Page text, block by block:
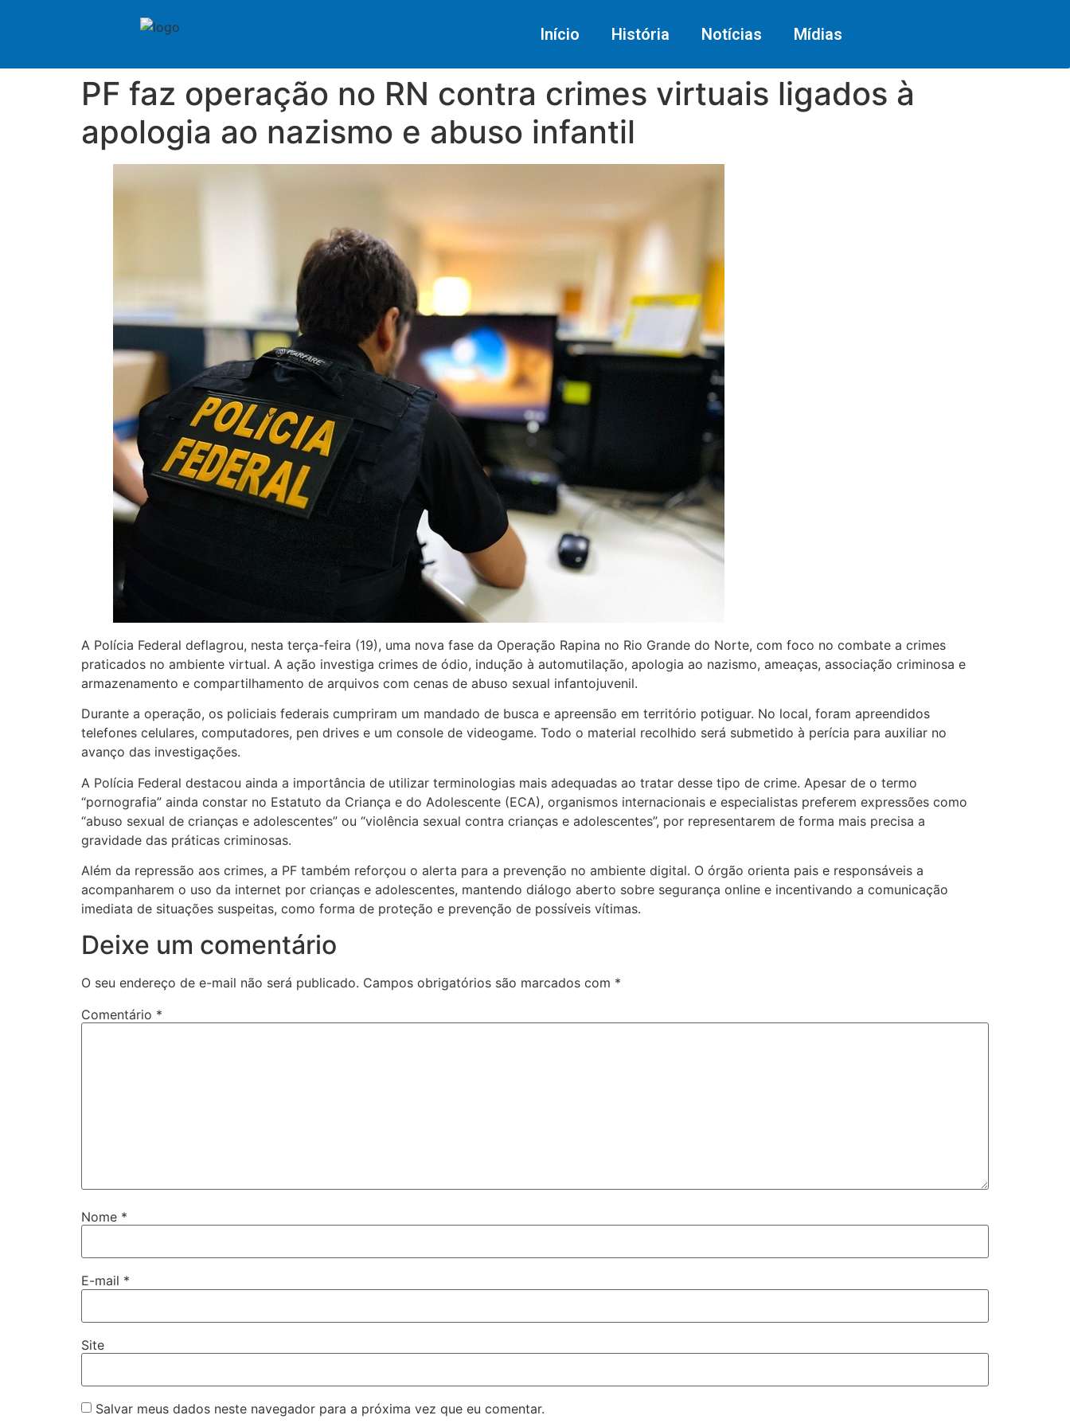
Início História Notícias Mídias
PF faz operação no RN contra crimes virtuais ligados à
apologia ao nazismo e abuso infantil
A Polícia Federal deflagrou, nesta terça-feira (19), uma nova fase da Operação Rapina no Rio Grande do Norte, com foco no combate a crimes
praticados no ambiente virtual. A ação investiga crimes de ódio, indução à automutilação, apologia ao nazismo, ameaças, associação criminosa e
armazenamento e compartilhamento de arquivos com cenas de abuso sexual infantojuvenil.
Durante a operação, os policiais federais cumpriram um mandado de busca e apreensão em território potiguar. No local, foram apreendidos
telefones celulares, computadores, pen drives e um console de videogame. Todo o material recolhido será submetido à perícia para auxiliar no
avanço das investigações.
A Polícia Federal destacou ainda a importância de utilizar terminologias mais adequadas ao tratar desse tipo de crime. Apesar de o termo
“pornografia” ainda constar no Estatuto da Criança e do Adolescente (ECA), organismos internacionais e especialistas preferem expressões como
“abuso sexual de crianças e adolescentes” ou “violência sexual contra crianças e adolescentes”, por representarem de forma mais precisa a
gravidade das práticas criminosas.
Além da repressão aos crimes, a PF também reforçou o alerta para a prevenção no ambiente digital. O órgão orienta pais e responsáveis a
acompanharem o uso da internet por crianças e adolescentes, mantendo diálogo aberto sobre segurança online e incentivando a comunicação
imediata de situações suspeitas, como forma de proteção e prevenção de possíveis vítimas.
Deixe um comentário
O seu endereço de e-mail não será publicado. Campos obrigatórios são marcados com *
Comentário *
Nome *
E-mail *
Site
Salvar meus dados neste navegador para a próxima vez que eu comentar.